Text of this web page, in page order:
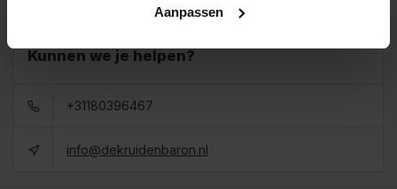
Aanpassen
Kunnen we je helpen?
+31180396467
info@dekruidenbaron.nl